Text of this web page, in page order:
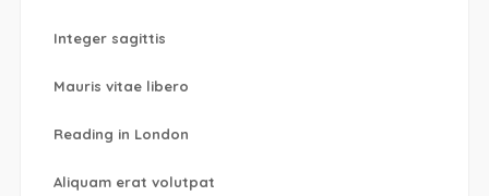
Integer sagittis
Mauris vitae libero
Reading in London
Aliquam erat volutpat